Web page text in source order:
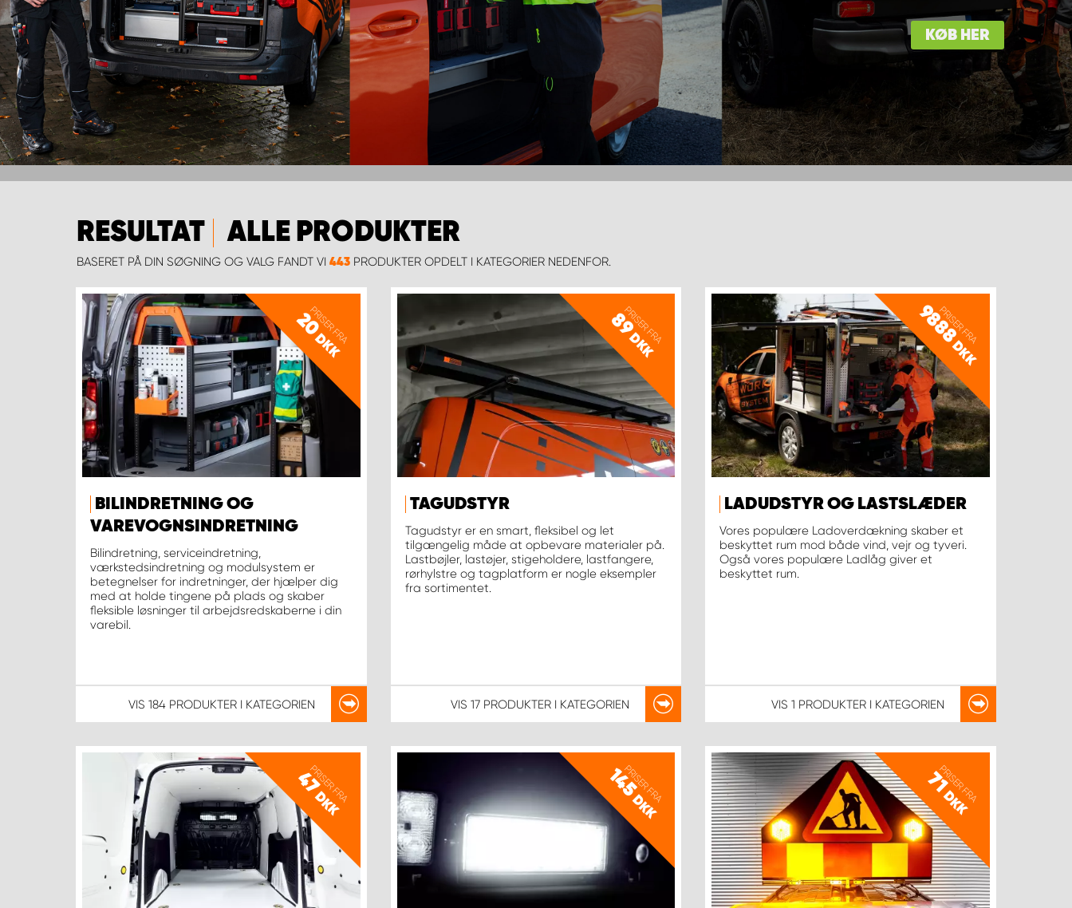
KØB HER
RESULTAT ALLE PRODUKTER
BASERET PÅ DIN SØGNING OG VALG FANDT VI 443 PRODUKTER OPDELT I KATEGORIER NEDENFOR.
PRISER FRA
20
DKK
BILINDRETNING OG
VAREVOGNSINDRETNING
Bilindretning, serviceindretning,
værkstedsindretning og modulsystem er
betegnelser for indretninger, der hjælper dig
med at holde tingene på plads og skaber
fleksible løsninger til arbejdsredskaberne i din
varebil.
VIS 184 PRODUKTERI KATEGORIEN
PRISER FRA
89
DKK
TAGUDSTYR
Tagudstyr er en smart, fleksibel og let
tilgængelig måde at opbevare materialer på.
Lastbøjler, lastøjer, stigeholdere, lastfangere,
rørhylstre og tagplatform er nogle eksempler
fra sortimentet.
VIS17 PRODUKTER I KATEGORIEN
PRISER FRA
9888
DKK
LADUDSTYR OG LASTSLÆDER
Vores populære Ladoverdækning skaber et
beskyttet rum mod både vind, vejr og tyveri.
Også vores populære Ladlåg giver et
beskyttet rum.
VIS 1 PRODUKTERI KATEGORIEN
PRISER FRA
47
DKK PRISER FRA
145
DKK
PRISER FRA
71
DKK